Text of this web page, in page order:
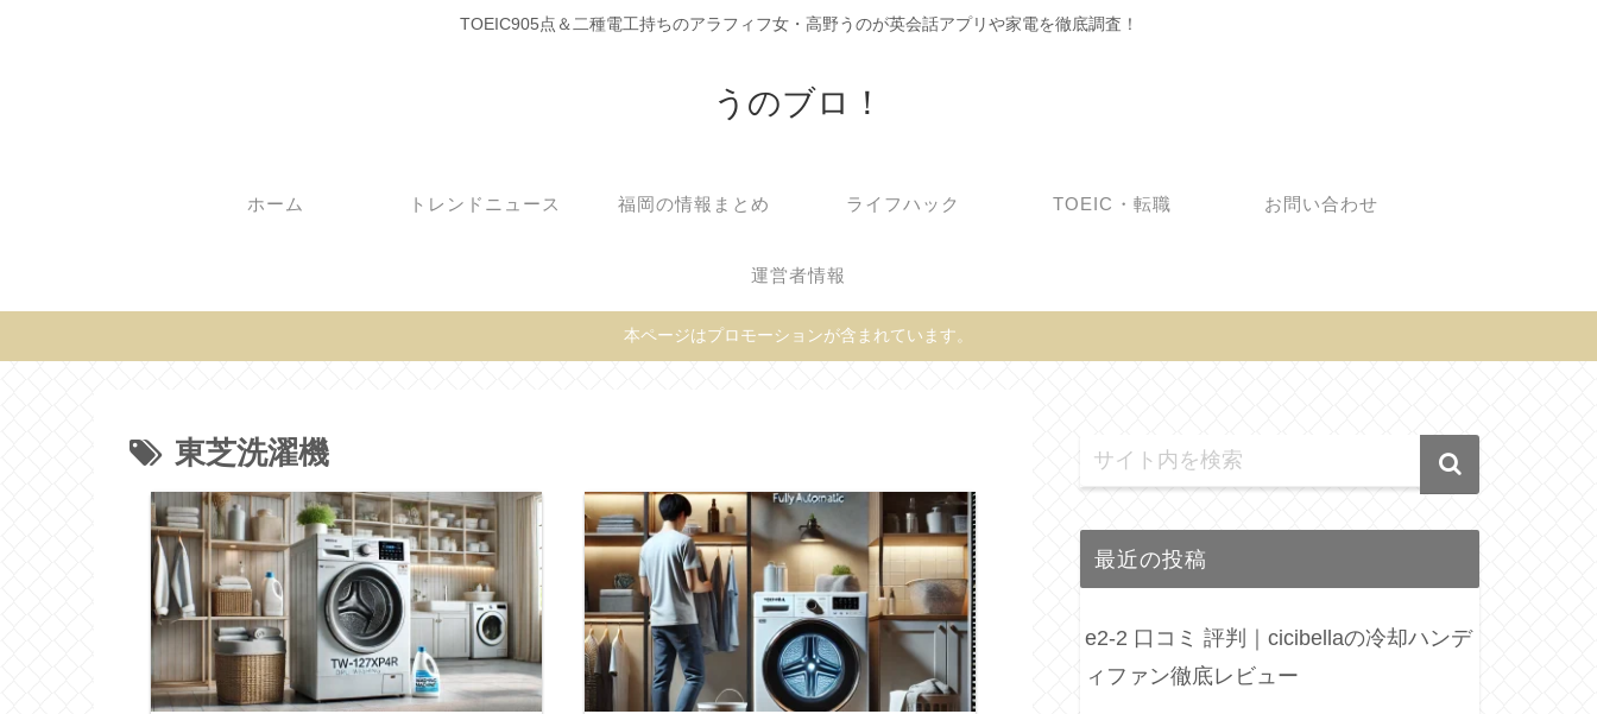
TOEIC905点＆二種電工持ちのアラフィフ女・高野うのが英会話アプリや家電を徹底調査！
うのブロ！
ホーム トレンドニュース 福岡の情報まとめ ライフハック TOEIC・転職 お問い合わせ
運営者情報
本ページはプロモーションが含まれています。
東芝洗濯機
最近の投稿
e2-2 口コミ 評判｜cicibellaの冷却ハンデ
ィファン徹底レビュー